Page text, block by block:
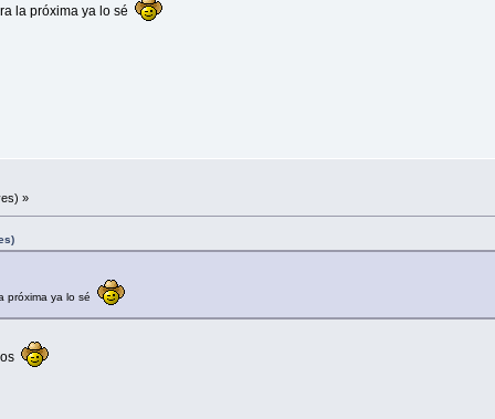
la próxima ya lo sé
»
próxima ya lo sé